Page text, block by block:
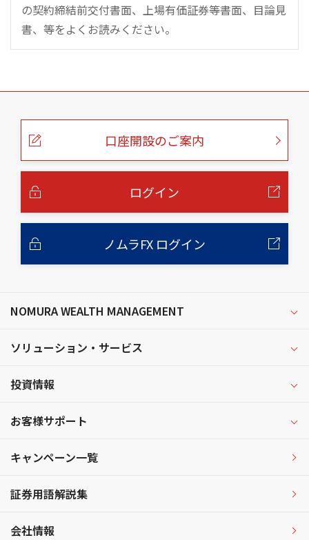
の契約締結前交付書面、上場有価証券等書面、目論見
書、等をよくお読みください。
こ
口座開設のご案内
ログイン
ノムラFX ログイン
NOMURA WEALTH MANAGEMENT
ソリューション・サービス
投資情報
お客様サポート
キャンペーン一覧
証券用語解説集
会社情報